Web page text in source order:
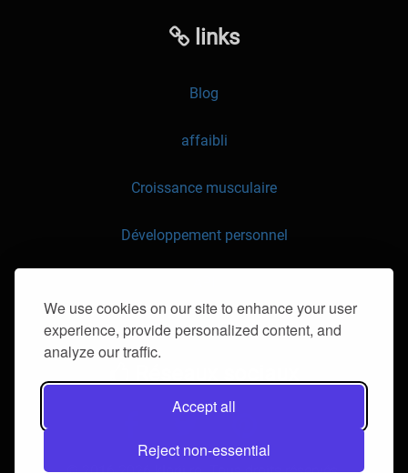
We use cookies on our site to enhance your user
experience, provide personalized content, and
analyze our traffic.
Accept all
Reject non-essential
links
Blog
affaibli
Croissance musculaire
Développement personnel
Contactez-nous